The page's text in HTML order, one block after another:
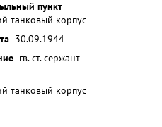
пункт
танковый корпус
30.09.1944
гв. ст. сержант
танковый корпус